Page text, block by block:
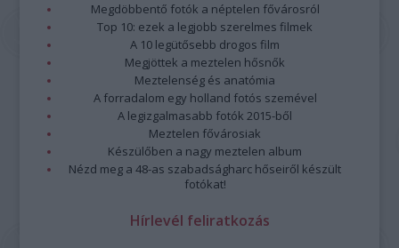
Megdöbbentő fotók a néptelen fővárosról
Top 10: ezek a legjobb szerelmes filmek
A 10 legütősebb drogos film
Megjöttek a meztelen hősnők
Meztelenség és anatómia
A forradalom egy holland fotós szemével
A legizgalmasabb fotók 2015-ből
Meztelen fővárosiak
Készülőben a nagy meztelen album
Nézd meg a 48-as szabadságharc hőseiről készült
fotókat!
Hírlevél feliratkozás